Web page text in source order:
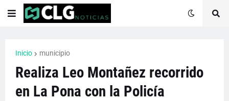
Inicio municipio
Realiza Leo Montañez recorrido
en La Pona con la Policía